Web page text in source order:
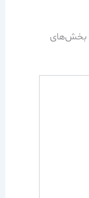
بخش‌های